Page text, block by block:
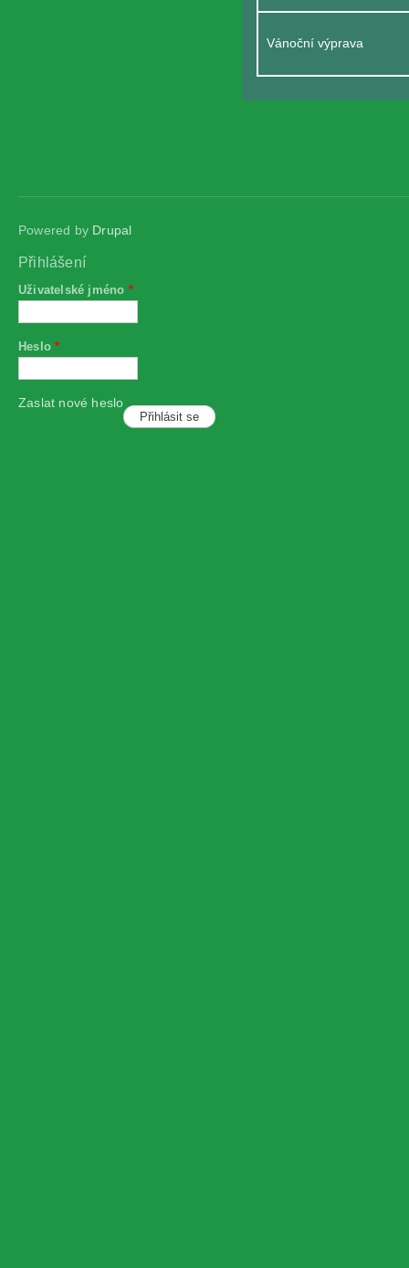
Vánoční výprava
Powered by Drupal
Přihlášení
Uživatelské jméno *
Heslo*
Zaslat nové heslo